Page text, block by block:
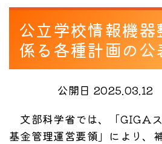
公立学校情報機器
係る各種計画の公
公開日 2025.03.12
文部科学省では、「GIGA
基金管理運営要領」により、